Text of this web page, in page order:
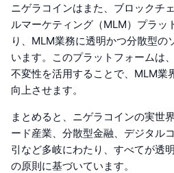
ニゲラコインはまた、ブロックチ
ルマーケティング（MLM）プラッ
り、MLM業務に透明かつ分散型の
います。このプラットフォームは
不変性を活用することで、MLM業
向上させます。
まとめると、ニゲラコインの実世
ード産業、分散型金融、デジタル
引など多岐にわたり、すべてが透
の原則に基づいています。